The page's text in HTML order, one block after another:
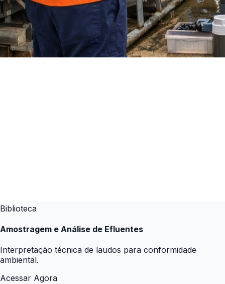
Biblioteca
Amostragem e Análise de Efluentes
Interpretação técnica de laudos para conformidade
ambiental.
Acessar Agora